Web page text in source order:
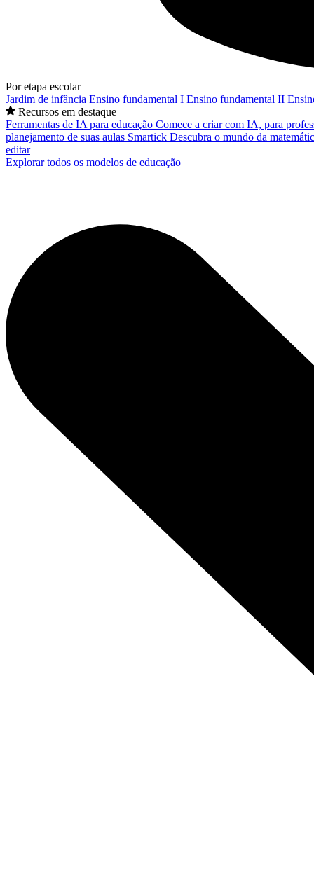
Por etapa escolar
Jardim de infância Ensino fundamental I Ensino fundamental II
Recursos em destaque
Ferramentas de IA para educação Comece a criar com IA, para
planejamento de suas aulas Smartick Descubra o mundo da
editar
Explorar todos os modelos de educação